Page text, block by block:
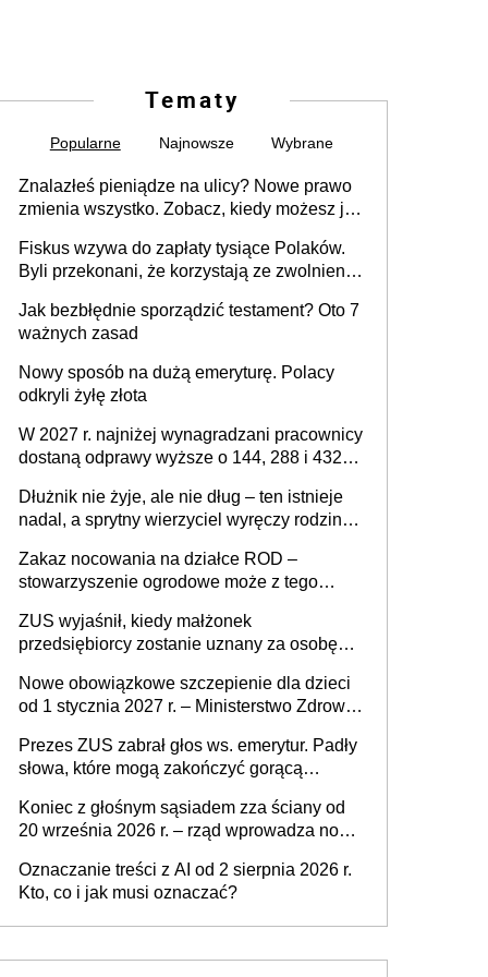
Tematy
Popularne Najnowsze Wybrane
Znalazłeś pieniądze na ulicy? Nowe prawo
zmienia wszystko. Zobacz, kiedy możesz je
Fiskus wzywa do zapłaty tysiące Polaków.
Byli przekonani, że korzystają ze zwolnienia
Jak bezbłędnie sporządzić testament? Oto 7
ważnych zasad
Nowy sposób na dużą emeryturę. Polacy
odkryli żyłę złota
W 2027 r. najniżej wynagradzani pracownicy
dostaną odprawy wyższe o 144, 288 i 432
Dłużnik nie żyje, ale nie dług – ten istnieje
nadal, a sprytny wierzyciel wyręczy rodzinę
Zakaz nocowania na działce ROD –
stowarzyszenie ogrodowe może z tego
działki (wypowiedzieć dzierżawę)?
ZUS wyjaśnił, kiedy małżonek
przedsiębiorcy zostanie uznany za osobę
Nowe obowiązkowe szczepienie dla dzieci
od 1 stycznia 2027 r. – Ministerstwo Zdrowia
2027 r.
Prezes ZUS zabrał głos ws. emerytur. Padły
słowa, które mogą zakończyć gorącą
Koniec z głośnym sąsiadem zza ściany od
20 września 2026 r. – rząd wprowadza nowe
mieszkańców
Oznaczanie treści z AI od 2 sierpnia 2026 r.
Kto, co i jak musi oznaczać?